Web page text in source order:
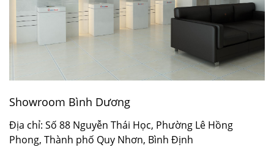
Showroom Bình Dương
Địa chỉ: Số 88 Nguyễn Thái Học, Phường Lê Hồng
Phong, Thành phố Quy Nhơn, Bình Định